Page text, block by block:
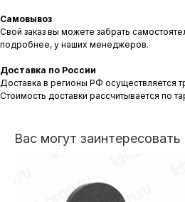
Самовывоз
Свой заказ вы можете забрать
подробнее, у наших менеджеров.
Доставка по России
Доставка в регионы РФ осуществляется
Стоимость доставки рассчитывается по
Вас могут заинтересовать